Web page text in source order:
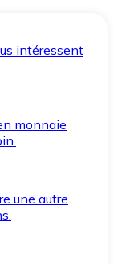
intéressent
monnaie
une autre